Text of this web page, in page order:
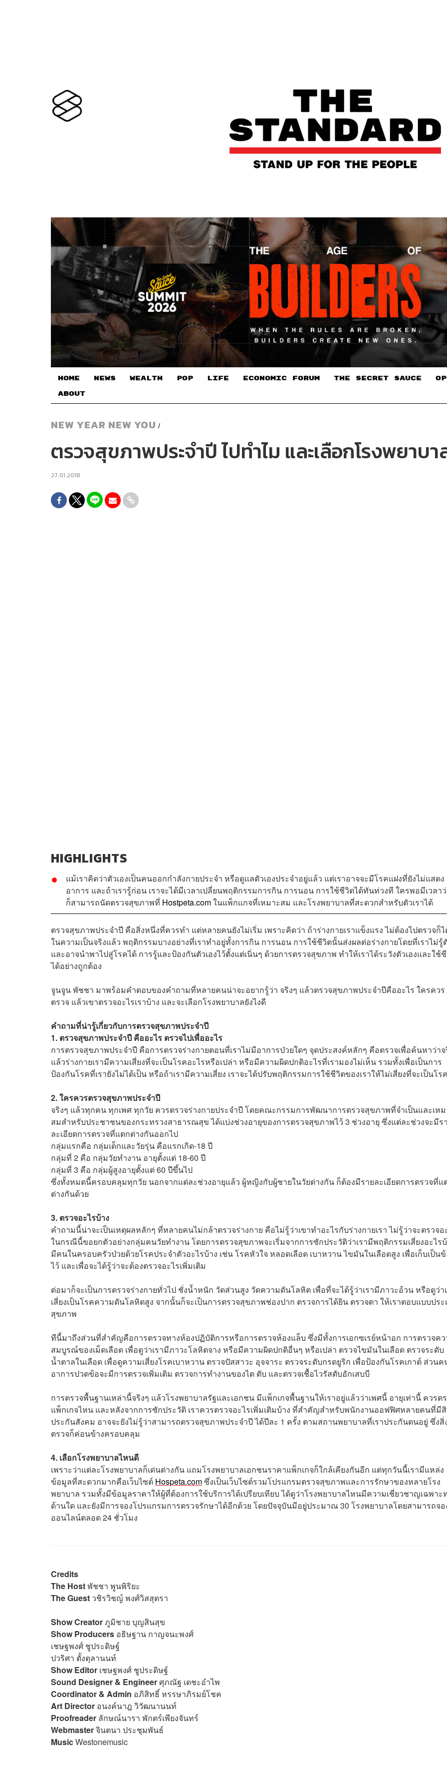
HOME NEWS WEALTH POP LIFE ECONOMIC FORUM THE SECRET SAUCE​
ABOUT
NEW YEAR NEW YOU /
ตรวจสุขภาพประจำปี ไปทำไม และเลือกโรงพยาบ
27.01.2018
HIGHLIGHTS
แม้เราคิดว่าตัวเองเป็นคนออกกำลังกายประจำ หรือดูแลตัวเองประจำอยู่แล้ว แต่เราอาจจะมีโรคแฝงที่ยังไม่แสดง
อาการ และถ้าเรารู้ก่อน เราจะได้มีเวลาเปลี่ยนพฤติกรรมการกิน การนอน การใช้ชีวิตได้ทันท่วงที ใครพอมีเวลา
ก็สามารถนัดตรวจสุขภาพที่ Hostpeta.comในแพ็กแกจที่เหมาะสม และโรงพยาบาลที่สะดวกสำหรับตัวเราได้
ตรวจสุขภาพประจำปี คือสิ่งหนึ่งที่ควรทำ แต่หลายคนยังไม่เริ่ม เพราะคิดว่า ถ้าร่างกายเราแข็งแรง ไม่ต้องไปตรวจก็
ในความเป็นจริงแล้ว พฤติกรรมบางอย่างที่เราทำอยู่ทั้งการกิน การนอน การใช้ชีวิตนั้นส่งผลต่อร่างกายโดยที่เราไม่รู้
และอาจนำพาไปสู่โรคได้ การรู้และป้องกันตัวเองไว้ตั้งแต่เนิ่นๆ ด้วยการตรวจสุขภาพ ทำให้เราได้ระวังตัวเองและใช้
ได้อย่างถูกต้อง
จูนจูน พัชชา มาพร้อมคำตอบของคำถามที่หลายคนน่าจะอยากรู้ว่า จริงๆ แล้วตรวจสุขภาพประจำปีคืออะไร ใครควร
ตรวจ แล้วเขาตรวจอะไรเราบ้าง และจะเลือกโรงพยาบาลยังไงดี
คำถามที่น่ารู้เกี่ยวกับการตรวจสุขภาพประจำปี
1. ตรวจสุขภาพประจำปี คืออะไร ตรวจไปเพื่ออะไร
การตรวจสุขภาพประจำปี คือการตรวจร่างกายตอนที่เราไม่มีอาการป่วยใดๆ จุดประสงค์หลักๆ คือตรวจเพื่อค้นหาว่าจ
แล้วร่างกายเรามีความเสี่ยงที่จะเป็นโรคอะไรหรือเปล่า หรือมีความผิดปกติอะไรที่เรามองไม่เห็น รวมทั้งเพื่อเป็นการ
ป้องกันโรคที่เรายังไม่ได้เป็น หรือถ้าเรามีความเสี่ยง เราจะได้ปรับพฤติกรรมการใช้ชีวิตของเราให้ไม่เสี่ยงที่จะเป็นโร
2. ใครควรตรวจสุขภาพประจำปี
จริงๆ แล้วทุกคน ทุกเพศ ทุกวัย ควรตรวจร่างกายประจำปี โดยคณะกรรมการพัฒนาการตรวจสุขภาพที่จำเป็นและเห
สมสำหรับประชาชนของกระทรวงสาธารณสุข ได้แบ่งช่วงอายุของการตรวจสุขภาพไว้ 3 ช่วงอายุ ซึ่งแต่ละช่วงจะมีร
ละเอียดการตรวจที่แตกต่างกันออกไป
กลุ่มแรกคือ กลุ่มเด็กและวัยรุ่น คือแรกเกิด-18 ปี
กลุ่มที่ 2 คือ กลุ่มวัยทำงาน อายุตั้งแต่ 18-60 ปี
กลุ่มที่ 3 คือ กลุ่มผู้สูงอายุตั้งแต่ 60 ปีขึ้นไป
ซึ่งทั้งหมดนี้ครอบคลุมทุกวัย นอกจากแต่ละช่วงอายุแล้ว ผู้หญิงกับผู้ชายในวัยต่างกัน ก็ต้องมีรายละเอียดการตรวจที่แ
ต่างกันด้วย
3. ตรวจอะไรบ้าง
คำถามนี้น่าจะเป็นเหตุผลหลักๆ ที่หลายคนไม่กล้าตรวจร่างกาย คือไม่รู้ว่าเขาทำอะไรกับร่างกายเรา ไม่รู้ว่าจะตรวจอ
ในกรณีนี้ขอยกตัวอย่างกลุ่มคนวัยทำงาน โดยการตรวจสุขภาพจะเริ่มจากการซักประวัติว่าเรามีพฤติกรรมเสี่ยงอะไร
มีคนในครอบครัวป่วยด้วยโรคประจำตัวอะไรบ้าง เช่น โรคหัวใจ หลอดเลือด เบาหวาน ไขมันในเลือดสูง เพื่อเก็บเป็น
ไว้ และเพื่อจะได้รู้ว่าจะต้องตรวจอะไรเพิ่มเติม
ต่อมาก็จะเป็นการตรวจร่างกายทั่วไป ชั่งน้ำหนัก วัดส่วนสูง วัดความดันโลหิต เพื่อที่จะได้รู้ว่าเรามีภาวะอ้วน หรือดูว่า
เสี่ยงเป็นโรคความดันโลหิตสูง จากนั้นก็จะเป็นการตรวจสุขภาพช่องปาก ตรวจการได้ยิน ตรวจตา ให้เราตอบแบบประ
สุขภาพ
ทีนี้มาถึงส่วนที่สำคัญคือการตรวจทางห้องปฏิบัติการหรือการตรวจห้องแล็บ ซึ่งมีทั้งการเอกซเรย์หน้าอก การตรวจค
สมบูรณ์ของเม็ดเลือด เพื่อดูว่าเรามีภาวะโลหิตจาง หรือมีความผิดปกติอื่นๆ หรือเปล่า ตรวจไขมันในเลือด ตรวจระดับ
น้ำตาลในเลือด เพื่อดูความเสี่ยงโรคเบาหวาน ตรวจปัสสาวะ อุจจาระ ตรวจระดับกรดยูริก เพื่อป้องกันโรคเกาต์ ส่วน
อาการปวดข้อจะมีการตรวจเพิ่มเติม ตรวจการทำงานของไต ตับ และตรวจเชื้อไวรัสตับอักเสบบี
การตรวจพื้นฐานเหล่านี้จริงๆ แล้วโรงพยาบาลรัฐและเอกชน มีแพ็กเกจพื้นฐานให้เราอยู่แล้วว่าเพศนี้ อายุเท่านี้ ควรต
แพ็กเกจไหน และหลังจากการซักประวัติ เราควรตรวจอะไรเพิ่มเติมบ้าง ที่สำคัญสำหรับพนักงานออฟฟิศหลายคนที่มี
ประกันสังคม อาจจะยังไม่รู้ว่าสามารถตรวจสุขภาพประจำปี ได้ปีละ 1 ครั้ง ตามสถานพยาบาลที่เราประกันตนอยู่ ซึ่งสิ่
ตรวจก็ค่อนข้างครอบคลุม
4. เลือกโรงพยาบาลไหนดี
เพราะว่าแต่ละโรงพยาบาลก็เด่นต่างกัน แถมโรงพยาบาลเอกชนราคาแพ็กเกจก็ใกล้เคียงกันอีก แต่ทุกวันนี้เรามีแหล่ง
ข้อมูลที่สะดวกมากคือเว็บไซต์ Hospeta.comซึ่งเป็นเว็บไซต์รวมโปรแกรมตรวจสุขภาพและการรักษาของหลายโรง
พยาบาล รวมทั้งมีข้อมูลราคาให้ผู้ที่ต้องการใช้บริการได้เปรียบเทียบ ได้ดูว่าโรงพยาบาลไหนมีความเชี่ยวชาญเฉพาะ
ด้านใด และยังมีการจองโปรแกรมการตรวจรักษาได้อีกด้วย โดยปัจจุบันมีอยู่ประมาณ 30 โรงพยาบาลโดยสามารถจอ
ออนไลน์ตลอด 24 ชั่วโมง
Credits
The Hostพัชชา พูนพิริยะ
The Guest วชิรวิชญ์ พงศ์วิสสุตรา
Show Creatorภูมิชาย บุญสินสุข
Show Producers อธิษฐาน กาญจนะพงศ์
เชษฐพงศ์ ชูประดิษฐ์
ปวริศา ตั้งตุลานนท์
Show Editor เชษฐพงศ์ ชูประดิษฐ์
Sound Designer & Engineerศุภณัฐ เดชะอำไพ
Coordinator & Admin อภิสิทธิ์​ หรรษาภิรมย์โชค
Art Director อนงค์นาฎ วิวัฒนานนท์
Proofreader ลักษณ์นารา พักตร์เพียงจันทร์
Webmasterจินตนา ประชุมพันธ์
MusicWestonemusic